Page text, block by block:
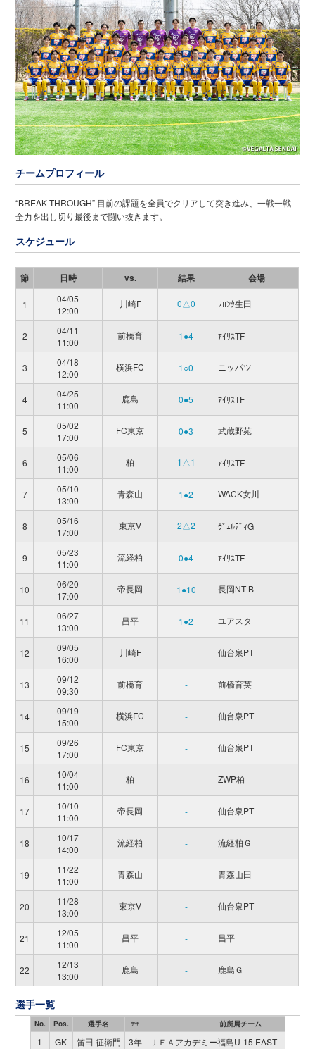
チームプロフィール
“BREAK THROUGH” 目前の課題を全員でクリアして突き進み、一戦一戦
全力を出し切り最後まで闘い抜きます。
スケジュール
節 日時 vs. 結果 会場
1
04/05
12:00
川崎F 0△0 ﾌﾛﾝﾀ生田
2
04/11
11:00
前橋育 1●4 ｱｲﾘｽTF
3
04/18
12:00
横浜FC 1○0 ニッパツ
4
04/25
11:00
鹿島 0●5 ｱｲﾘｽTF
5
05/02
17:00
FC東京 0●3 武蔵野苑
6
05/06
11:00
柏 1△1 ｱｲﾘｽTF
7
05/10
13:00
青森山 1●2 WACK女川
8
05/16
17:00
東京V 2△2 ｳﾞｪﾙﾃﾞｨG
9
05/23
11:00
流経柏 0●4 ｱｲﾘｽTF
10
06/20
17:00
帝長岡 1●10 長岡NT B
11
06/27
13:00
昌平 1●2 ユアスタ
12
09/05
16:00
川崎F - 仙台泉PT
13
09/12
09:30
前橋育 - 前橋育英
14
09/19
15:00
横浜FC - 仙台泉PT
15
09/26
17:00
FC東京 - 仙台泉PT
16
10/04
11:00
柏 - ZWP柏
17
10/10
11:00
帝長岡 - 仙台泉PT
18
10/17
14:00
流経柏 - 流経柏Ｇ
19
11/22
11:00
青森山 - 青森山田
20
11/28
13:00
東京V - 仙台泉PT
21
12/05
11:00
昌平 - 昌平
22
12/13
13:00
鹿島 - 鹿島Ｇ
選手一覧
No. Pos. 選手名 学年 前所属チーム
1 GK 笛田 征衛門 3年 ＪＦＡアカデミー福島U-15 EAST